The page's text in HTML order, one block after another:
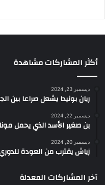
أكثر المشاركات مشاهدة
ديسمبر 23, 2024
ريان بونيدا يشعل صراعا بين
ديسمبر 22, 2024
بن صغير الأسد الذي يحمل
ديسمبر 20, 2024
زياش يقترب من العودة
آخر المشاركات المعدلة